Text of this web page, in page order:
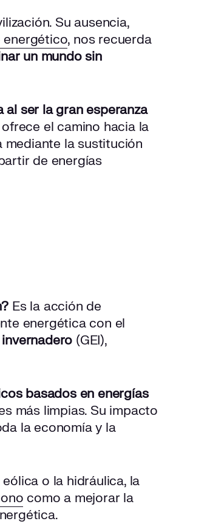
Su ausencia,
energético, nos recuerda
un mundo sin
ser la gran esperanza
el camino hacia la
la sustitución
de energías
Es la acción de
energética con el
(GEI),
basados en energías
más limpias. Su impacto
la economía y la
o la hidráulica, la
como a mejorar la